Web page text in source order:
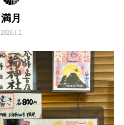
満月
2026.1.2